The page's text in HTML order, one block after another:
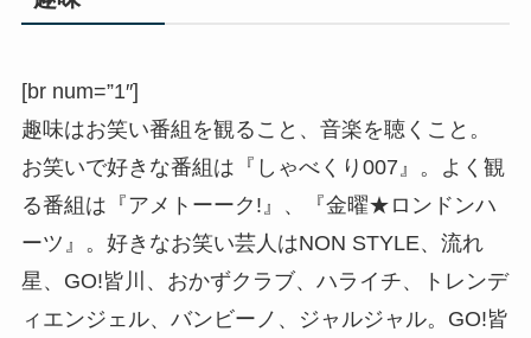
[br num=”1″]
趣味はお笑い番組を観ること、音楽を聴くこと。
お笑いで好きな番組は『しゃべくり007』。よく観
る番組は『アメトーーク!』、『金曜★ロンドンハ
ーツ』。好きなお笑い芸人はNON STYLE、流れ
星、GO!皆川、おかずクラブ、ハライチ、トレンデ
ィエンジェル、バンビーノ、ジャルジャル。GO!皆